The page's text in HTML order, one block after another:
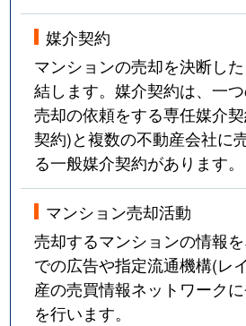
媒介契約
マンションの売却を決断し
結します。媒介契約は、一
売却の依頼をする専任媒介
契約)と複数の不動産会社に
る一般媒介契約があります。
マンション売却活動
売却するマンションの情報
での広告や指定流通機構(レ
産の売買情報ネットワーク
を行います。